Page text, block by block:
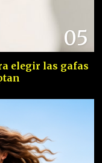
05
elegir las gafas